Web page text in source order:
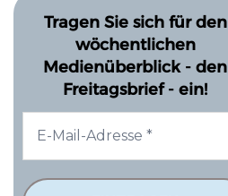
Tragen Sie sich für den
wöchentlichen
Medienüberblick - den
Freitagsbrief - ein!